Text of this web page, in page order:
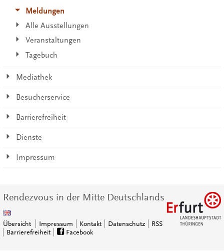
Meldungen
Alle Ausstellungen
Veranstaltungen
Tagebuch
Mediathek
Besucherservice
Barrierefreiheit
Dienste
Impressum
Rendezvous in der Mitte Deutschlands
Übersicht Impressum Kontakt Datenschutz
RSS
Barrierefreiheit
Facebook